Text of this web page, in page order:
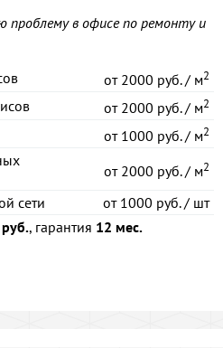
в офисе по ремонту и
от2000 руб. / м2
от2000 руб. / м2
от1000 руб. / м2
от2000 руб. / м2
сети от1000 руб. / шт
, гарантия 12 мес.